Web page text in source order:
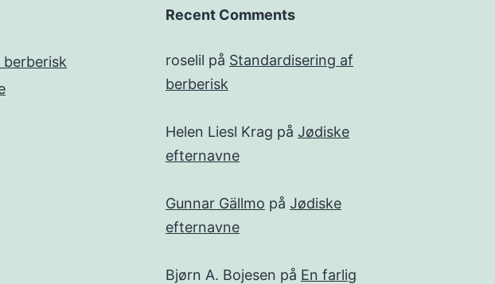
Recent Comments
roselil på Standardisering af
berberisk
Helen Liesl Krag på Jødiske
efternavne
Gunnar Gällmo på Jødiske
efternavne
Bjørn A. Bojesen på En farlig